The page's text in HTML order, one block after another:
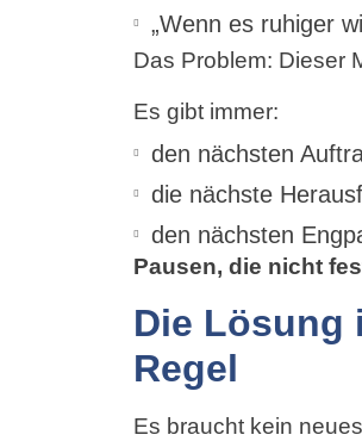
„Wenn es ruhiger
Das Problem: Dieser
Es gibt immer:
den nächsten
die nächste
den nächsten
Pausen, die nicht
Die Lösung
Regel
Es braucht kein